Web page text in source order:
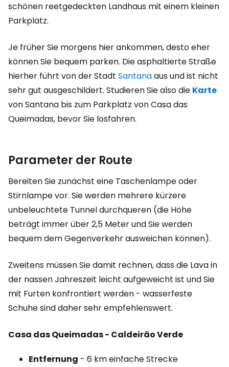
schönen reetgedeckten Landhaus mit einem kleinen
Parkplatz.
Je früher Sie morgens hier ankommen, desto eher
können Sie bequem parken. Die asphaltierte Straße
hierher führt von der Stadt Santanaaus und ist nicht
sehr gut ausgeschildert. Studieren Sie also die Karte
von Santana bis zum Parkplatz von Casa das
Queimadas, bevor Sie losfahren.
Parameter der Route
Bereiten Sie zunächst eine Taschenlampe oder
Stirnlampe vor. Sie werden mehrere kürzere
unbeleuchtete Tunnel durchqueren (die Höhe
beträgt immer über 2,5 Meter und Sie werden
bequem dem Gegenverkehr ausweichen können).
Zweitens müssen Sie damit rechnen, dass die Lava in
der nassen Jahreszeit leicht aufgeweicht ist und Sie
mit Furten konfrontiert werden - wasserfeste
Schuhe sind daher sehr empfehlenswert.
Casa das Queimadas - Caldeirão Verde
Entfernung - 6 km einfache Strecke